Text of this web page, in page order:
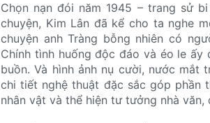
Chọn nạn đói năm 1945 – trang sử
chuyện, Kim Lân đã kể cho ta nghe
chuyện anh Tràng bỗng nhiên có
Chính tình huống độc đáo và éo le ấy
buồn. Và hình ảnh nụ cười, nước
chi tiết nghệ thuật đặc sắc góp phần
nhân vật và thể hiện tư tưởng nhà văn,